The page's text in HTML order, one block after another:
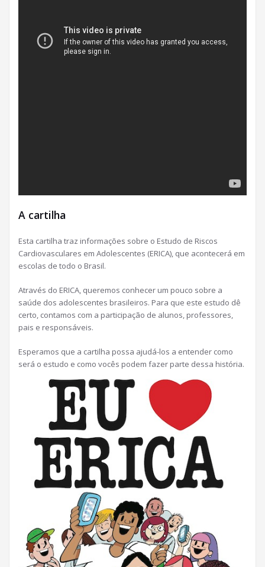
A cartilha
Esta cartilha traz informações sobre o Estudo de Riscos
Cardiovasculares em Adolescentes (ERICA), que acontecerá em
escolas de todo o Brasil.
Através do ERICA, queremos conhecer um pouco sobre a
saúde dos adolescentes brasileiros. Para que este estudo dê
certo, contamos com a participação de alunos, professores,
pais e responsáveis.
Esperamos que a cartilha possa ajudá-los a entender como
será o estudo e como vocês podem fazer parte dessa história.